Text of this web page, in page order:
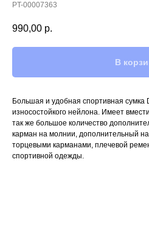
PT-00007363
990,00 р.
В
Большая и удобная спортивная сумка
износостойкого нейлона. Имеет
так же большое количество
карман на молнии, дополнительный
торцевыми карманами, плечевой
спортивной одежды.